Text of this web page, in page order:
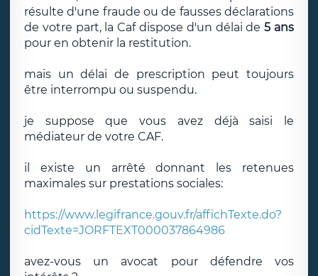
résulte d'une fraude ou de fausses déclarations
de votre part, la Caf dispose d'un délai de5 ans
pour en obtenir la restitution.
mais un délai de prescription peut toujours
être interrompu ou suspendu.
je suppose que vous avez déjà saisi le
médiateur de votre CAF.
il existe un arrêté donnant les retenues
maximales sur prestations sociales:
https://www.legifrance.gouv.fr/affichTexte.do?
cidTexte=JORFTEXT000037864986
avez-vous un avocat pour défendre vos